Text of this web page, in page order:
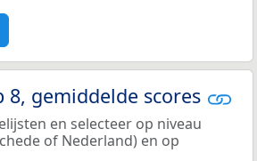
8, gemiddelde scores
en selecteer op niveau
of Nederland) en op